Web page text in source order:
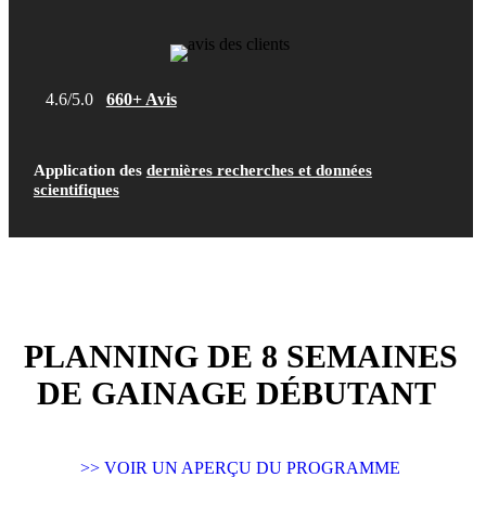
4.6/5.0 660+ Avis
Application des dernières recherches et données
scientifiques
PLANNING DE 8 SEMAINES
DE GAINAGE DÉBUTANT
>> VOIR UN APERÇU DU PROGRAMME